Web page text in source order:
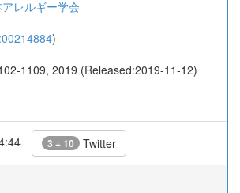
レルギー学会
)
1109, 2019 (Released:2019-11-12)
3 + 10 Twitter